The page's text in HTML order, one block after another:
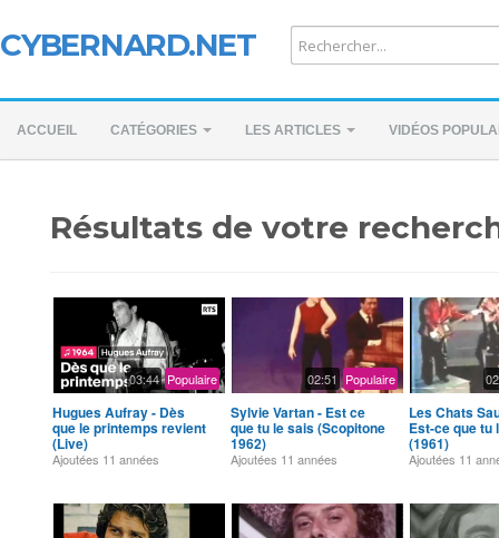
CYBERNARD.NET
ACCUEIL CATÉGORIES LES ARTICLES VIDÉOS
Résultats de votre
03:44 Populaire
Hugues Aufray - Dès
que le printemps revient
(Live)
Ajoutées 11 années
02:51 Populaire
Sylvie Vartan - Est ce
que tu le sais (Scopitone
1962)
Ajoutées 11 années
Les Chats
Est-ce que tu
(1961)
Ajoutées 11